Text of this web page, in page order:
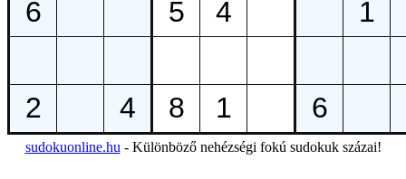
sudokuonline.hu - Különböző nehézségi fokú sudokuk százai!